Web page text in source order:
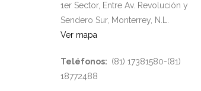
1er Sector, Entre Av. Revolución y
Sendero Sur, Monterrey, N.L.
Ver mapa
Teléfonos: (81) 17381580-(81)
18772488